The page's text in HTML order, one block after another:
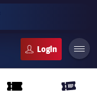
ticket-full ticket-